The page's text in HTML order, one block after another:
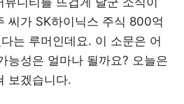
씨가 SK하이닉스 주식 800억
는 루머인데요. 이 소문은 어
능성은 얼마나 될까요? 오늘은
보겠습니다.